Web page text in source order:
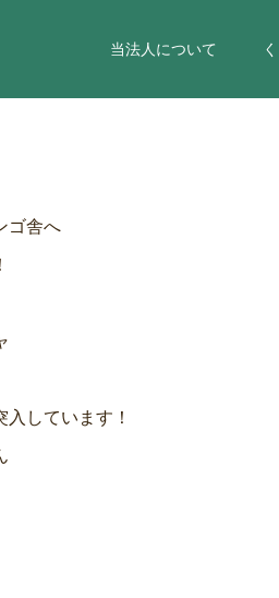
当法人について
ゴ舎へ
しています！